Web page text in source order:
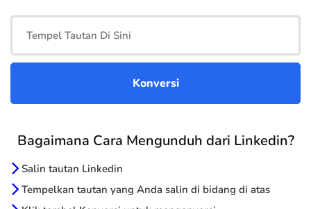
Bagaimana Cara Mengunduh dari Linkedin?
Salin tautan Linkedin
Tempelkan tautan yang Anda salin di bidang di atas